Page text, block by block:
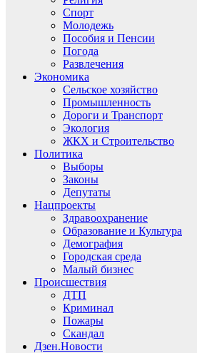
Спорт
Молодежь
Пособия и Пенсии
Погода
Развлечения
Экономика
Сельское хозяйство
Промышленность
Дороги и Транспорт
Экология
ЖКХ и Строительство
Политика
Выборы
Законы
Депутаты
Нацпроекты
Здравоохранение
Образование и Культура
Демография
Городская среда
Малый бизнес
Происшествия
ДТП
Криминал
Пожары
Скандал
Дзен.Новости